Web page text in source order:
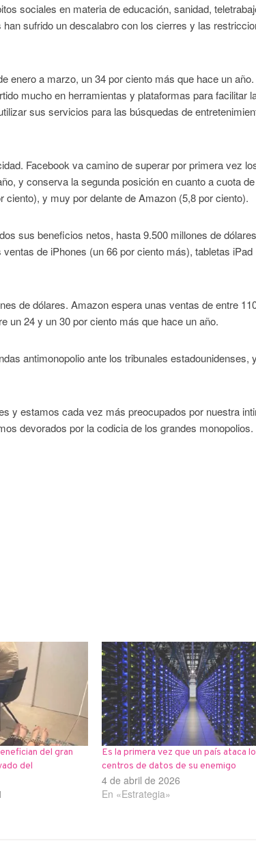
sociales en materia de educación, sanidad,
sufrido un descalabro con los cierres y las
enero a marzo, un 34 por ciento más que hace un
mucho en herramientas y plataformas para facilitar
sus servicios para las búsquedas de
Facebook va camino de superar por primera vez
y conserva la segunda posición en cuanto a cuota de
y muy por delante de Amazon (5,8 por ciento).
sus beneficios netos, hasta 9.500 millones de
de iPhones (un 66 por ciento más), tabletas iPad
de dólares. Amazon espera unas ventas de entre
un 24 y un 30 por ciento más que hace un año.
antimonopolio ante los tribunales estadounidenses,
y estamos cada vez más preocupados por nuestra
devorados por la codicia de los grandes monopolios.
del gran
del
Es la primera vez que un país ataca
centros de datos de su enemigo
4 de abril de 2026
En «Estrategia»